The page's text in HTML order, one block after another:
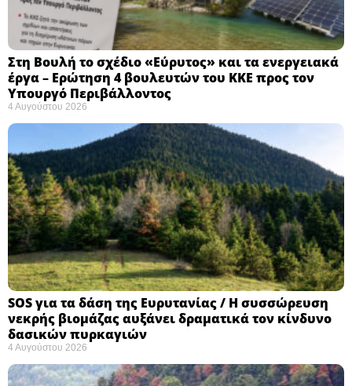
Στη Βουλή το σχέδιο «Εύρυτος» και τα ενεργειακά
έργα – Ερώτηση 4 βουλευτών του ΚΚΕ προς τον
Υπουργό Περιβάλλοντος
4 Αυγούστου 2026
SOS για τα δάση της Ευρυτανίας / Η συσσώρευση
νεκρής βιομάζας αυξάνει δραματικά τον κίνδυνο
δασικών πυρκαγιών
4 Αυγούστου 2026